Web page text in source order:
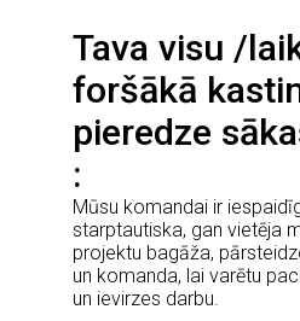
Tava visu /
foršākā
pieredze
Mūsu komandai ir
starptautiska, gan vietēja
projektu bagāža,
un komanda, lai varētu
un ievirzes darbu.